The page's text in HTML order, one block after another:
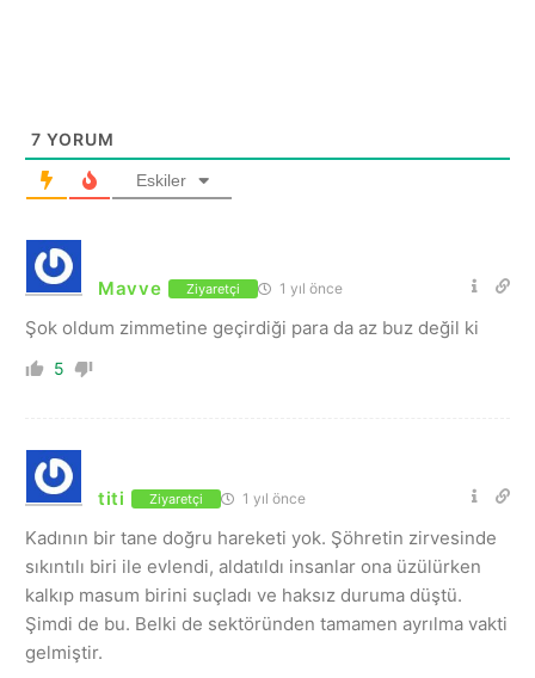
7 YORUM
Eskiler
Mavve Ziyaretçi 1 yıl önce
Şok oldum zimmetine geçirdiği para da az buz değil ki
5
titi Ziyaretçi 1 yıl önce
Kadının bir tane doğru hareketi yok. Şöhretin zirvesinde
sıkıntılı biri ile evlendi, aldatıldı insanlar ona üzülürken
kalkıp masum birini suçladı ve haksız duruma düştü.
Şimdi de bu. Belki de sektöründen tamamen ayrılma vakti
gelmiştir.